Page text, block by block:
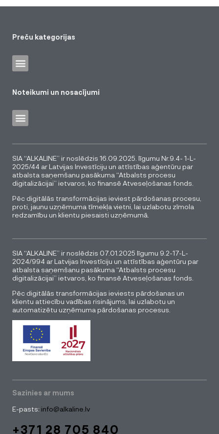
Preču kategorijas
Noteikumi un nosacījumi
SIA “ALKALINE” ir noslēdzis 16.09.2025. līgumu Nr.9.4- 1-L-
2025/44 ar Latvijas Investīciju un attīstības aģentūru par
atbalsta saņemšanu pasākuma “Atbalsts procesu
digitalizācijai” ietvaros, ko finansē Atveseļošanas fonds.
Pēc digitālās transformācijas ieviest pārdošanas procesu,
proti, jaunu uzņēmuma tīmekļa vietni, lai uzlabotu zīmola
redzamību un klientu piesaisti uzņēmumā.
SIA “ALKALINE” ir noslēdzis 07.01.2025 līgumu 9.2-17-L-
2024/994 ar Latvijas Investīciju un attīstības aģentūru par
atbalsta saņemšanu pasākuma “Atbalsts procesu
digitalizācijai” ietvaros, ko finansē Atveseļošanas fonds.
Pēc digitālās transformācijas ieviests pārdošanas un
klientu attiecību vadības risinājums, lai uzlabotu un
automatizētu uzņēmuma pārdošanas procesus.
Sazinies ar mums
E-pasts: info@alkaline.lv
+371 28 705 840